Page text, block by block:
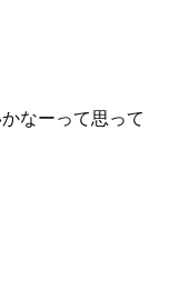
なーって思って